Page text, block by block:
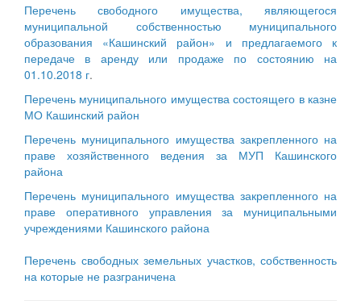
Перечень свободного имущества, являющегося
муниципальной собственностью муниципального
образования «Кашинский район» и предлагаемого к
передаче в аренду или продаже по состоянию на
01.10.2018 г.
Перечень муниципального имущества состоящего в казне
МО Кашинский район
Перечень муниципального имущества закрепленного на
праве хозяйственного ведения за МУП Кашинского
района
Перечень муниципального имущества закрепленного на
праве оперативного управления за муниципальными
учреждениями Кашинского района
Перечень свободных земельных участков, собственность
на которые не разграничена